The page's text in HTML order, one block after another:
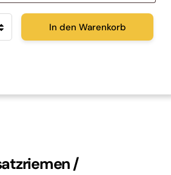
In den Warenkorb
/